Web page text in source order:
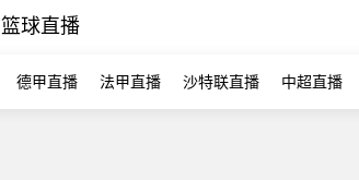
篮球直播
德甲直播 法甲直播 沙特联直播 中超直播